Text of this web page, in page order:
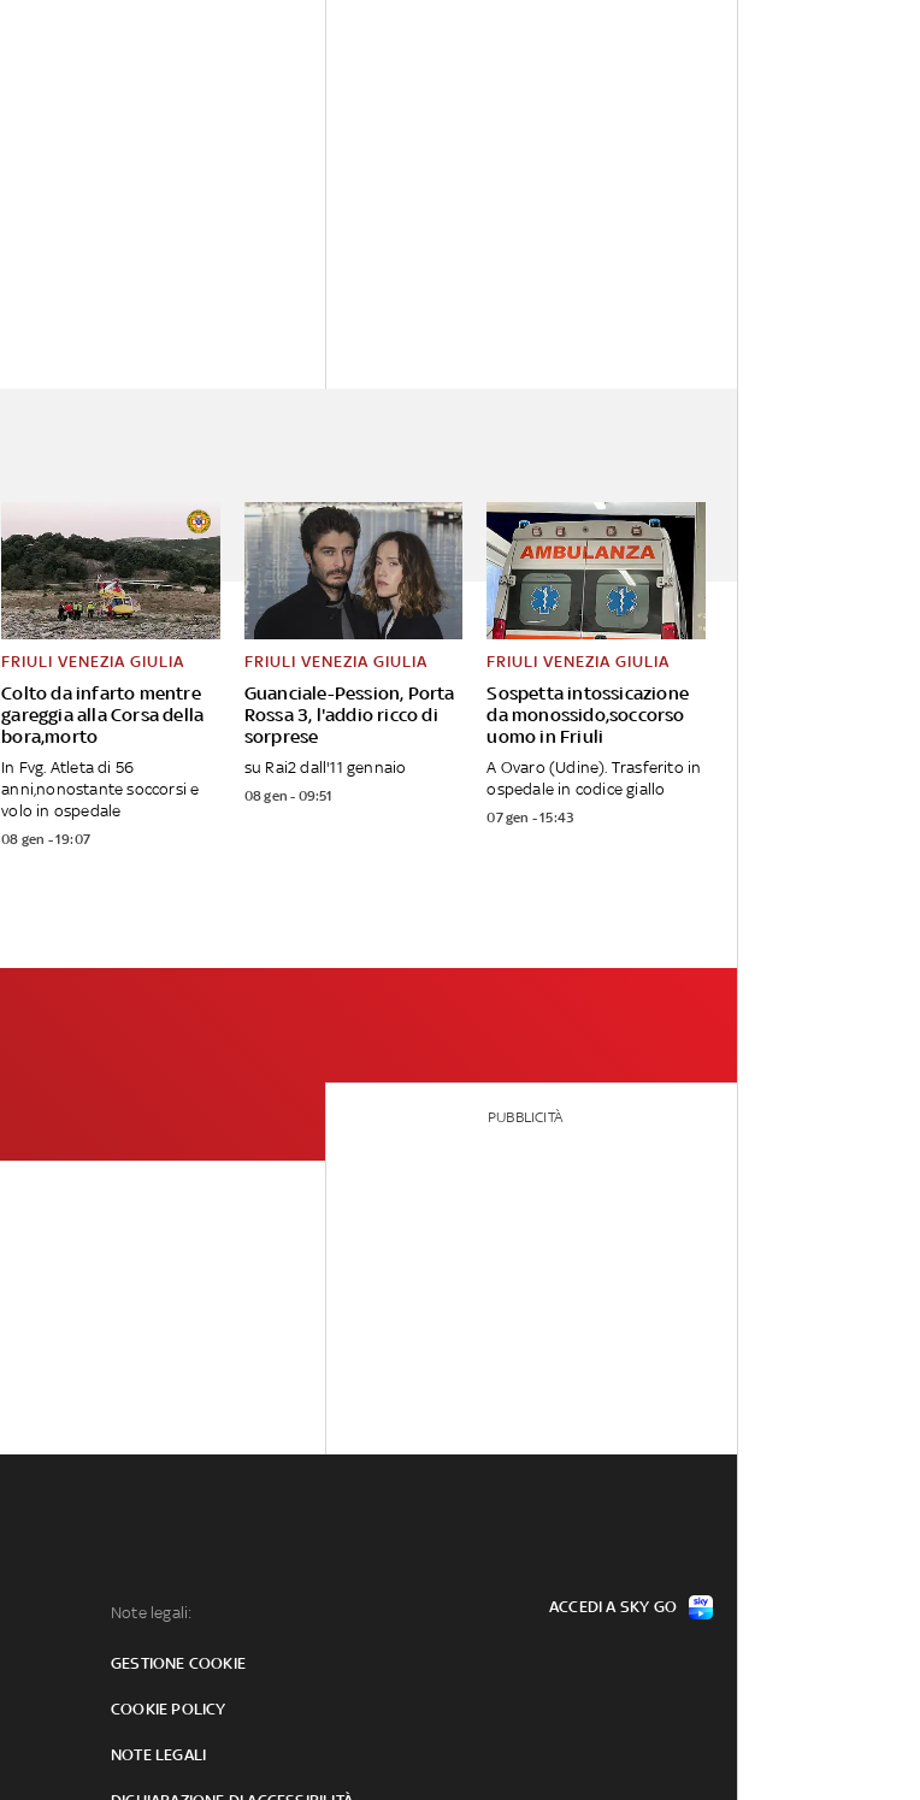
Colto da infarto mentre
gareggia alla Corsa della
bora,morto
FRIULI VENEZIA GIULIA
In Fvg. Atleta di 56
anni,nonostante soccorsi e
volo in ospedale
08 gen - 19:07
Guanciale-Pession, Porta
Rossa 3, l'addio ricco di
sorprese
FRIULI VENEZIA GIULIA
su Rai2 dall'11 gennaio
08 gen - 09:51
Sospetta intossicazione
da monossido,soccorso
uomo in Friuli
FRIULI VENEZIA GIULIA
A Ovaro (Udine). Trasferito in
ospedale in codice giallo
07 gen - 15:43
PUBBLICITÀ
Note legali:
GESTIONE COOKIE
COOKIE POLICY
NOTE LEGALI
ACCEDI A SKY GO